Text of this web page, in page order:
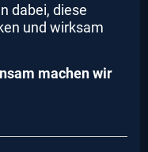
dabei, diese
und wirksam
machen wir